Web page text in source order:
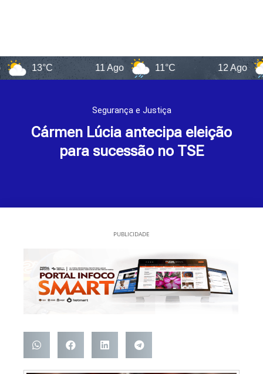
13°C 11 Ago 11°C 12 Ago
Segurança e Justiça
Cármen Lúcia antecipa eleição
para sucessão no TSE
PUBLICIDADE